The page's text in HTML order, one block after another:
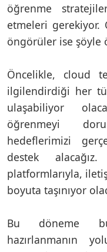
öğrenme
etmeleri gerekiyor.
öngörüler ise şöyle
Öncelikle, cloud
ilgilendirdiği her
ulaşabiliyor
öğrenmeyi
hedeflerimizi
destek
platformlarıyla,
boyuta taşınıyor
Bu döneme
hazırlanmanın